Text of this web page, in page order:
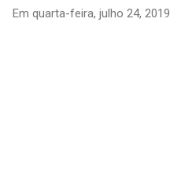
Em quarta-feira, julho 24, 2019